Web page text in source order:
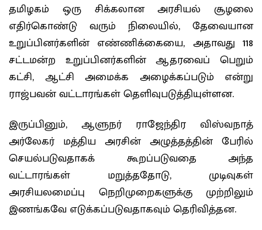
தமிழகம் ஒரு சிக்கலான அரசியல் சூழலை
எதிர்கொண்டு வரும் நிலையில், தேவையான
உறுப்பினர்களின் எண்ணிக்கையை, அதாவது 118
சட்டமன்ற உறுப்பினர்களின் ஆதரவைப் பெறும்
கட்சி, ஆட்சி அமைக்க அழைக்கப்படும் என்று
ராஜ்பவன் வட்டாரங்கள் தெளிவுபடுத்தியுள்ளன.
இருப்பினும், ஆளுநர் ராஜேந்திர விஸ்வநாத்
அர்லேகர் மத்திய அரசின் அழுத்தத்தின் பேரில்
செயல்படுவதாகக் கூறப்படுவதை அந்த
வட்டாரங்கள் மறுத்ததோடு, முடிவுகள்
அரசியலமைப்பு நெறிமுறைகளுக்கு முற்றிலும்
இணங்கவே எடுக்கப்படுவதாகவும் தெரிவித்தன.